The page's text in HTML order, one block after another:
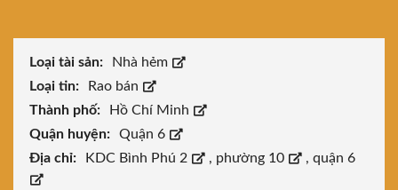
Loại tài sản:
Nhà hẻm
Loại tin:
Rao bán
Thành phố:
Hồ Chí Minh
Quận huyện:
Quận 6
Địa chỉ:
KDC Bình Phú 2 , phường 10 , quận 6